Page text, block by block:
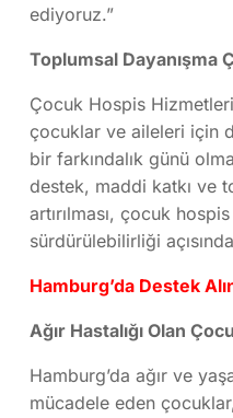
ediyoruz.”
Toplumsal Dayanışma
Çocuk Hospis
çocuklar ve aileleri için
bir farkındalık günü
destek, maddi katkı ve
artırılması, çocuk
sürdürülebilirliği
Hamburg’da Destek
Ağır Hastalığı Olan
Hamburg’da ağır ve
mücadele eden